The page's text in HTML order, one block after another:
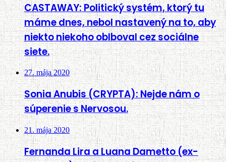
CASTAWAY: Politický systém, ktorý tu
máme dnes, nebol nastavený na to, aby
niekto niekoho oblboval cez sociálne
siete.
27. mája 2020
Sonia Anubis (CRYPTA): Nejde nám o
súperenie s Nervosou.
21. mája 2020
Fernanda Lira a Luana Dametto (ex-